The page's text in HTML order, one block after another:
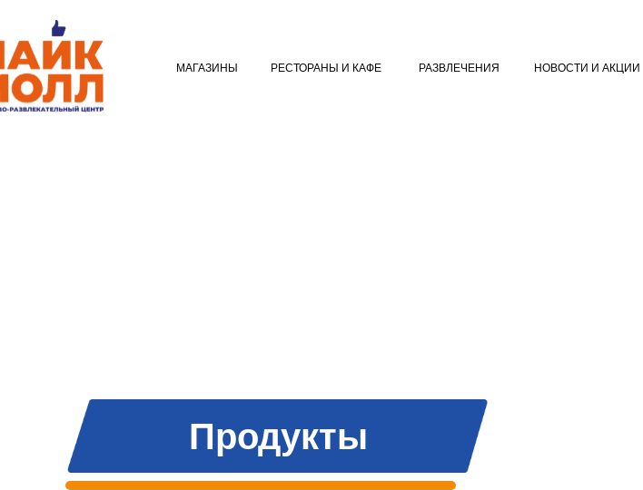
МАГАЗИНЫ НОВОСТИ И АКЦИИ
РЕСТОРАНЫ И КАФЕ РАЗВЛЕЧЕНИЯ
Продукты